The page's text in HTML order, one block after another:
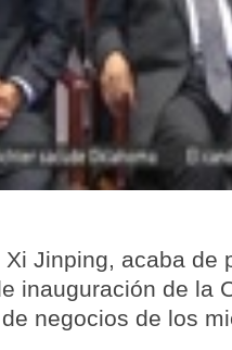
Jinping, acaba de
inauguración de la
negocios de los